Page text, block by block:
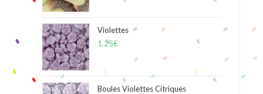
Violettes
1,25€
Boules Violettes Citriques